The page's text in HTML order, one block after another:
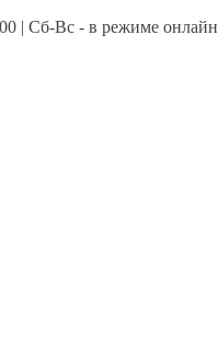
| Сб-Вс - в режиме онлайн